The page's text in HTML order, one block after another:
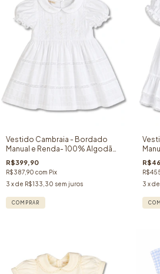
Vestido Cambraia - Bordado
Manual e Renda- 100% Algodão-
Branco
R$399,90
R$387,90 com Pix
3 x de R$133,30 sem juros
COMPRAR
3 x de